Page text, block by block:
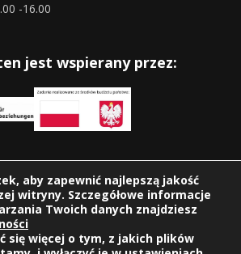
-16.00
jest wspierany przez:
nas również na:
aby zapewnić najlepszą jakość
witryny. Szczegółowe informacje
Twoich danych znajdziesz
się więcej o tym, z jakich plików